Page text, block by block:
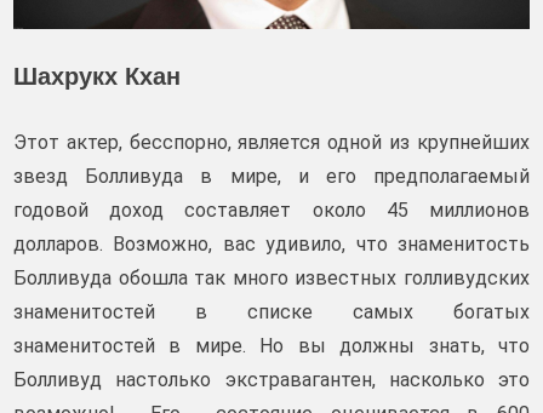
Шахрукх Кхан
Этот актер, бесспорно, является одной из крупнейших
звезд Болливуда в мире, и его предполагаемый
годовой доход составляет около 45 миллионов
долларов. Возможно, вас удивило, что знаменитость
Болливуда обошла так много известных голливудских
знаменитостей в списке самых богатых
знаменитостей в мире. Но вы должны знать, что
Болливуд настолько экстравагантен, насколько это